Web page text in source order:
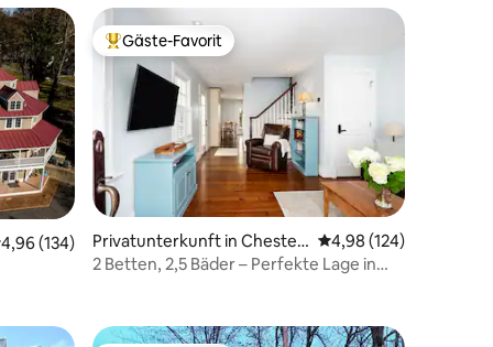
Bewertungen
Bewertung: 4,96 von 5, 134 Bewertungen
4,96 (134)
Beliebter Gäste-Favorit.
Gäste-Favorit
Privatunterkunft in Chester
town
Durchschnittliche
4,98 (124)
2 Betten, 2,5 Bäder – Perfekte Lage in